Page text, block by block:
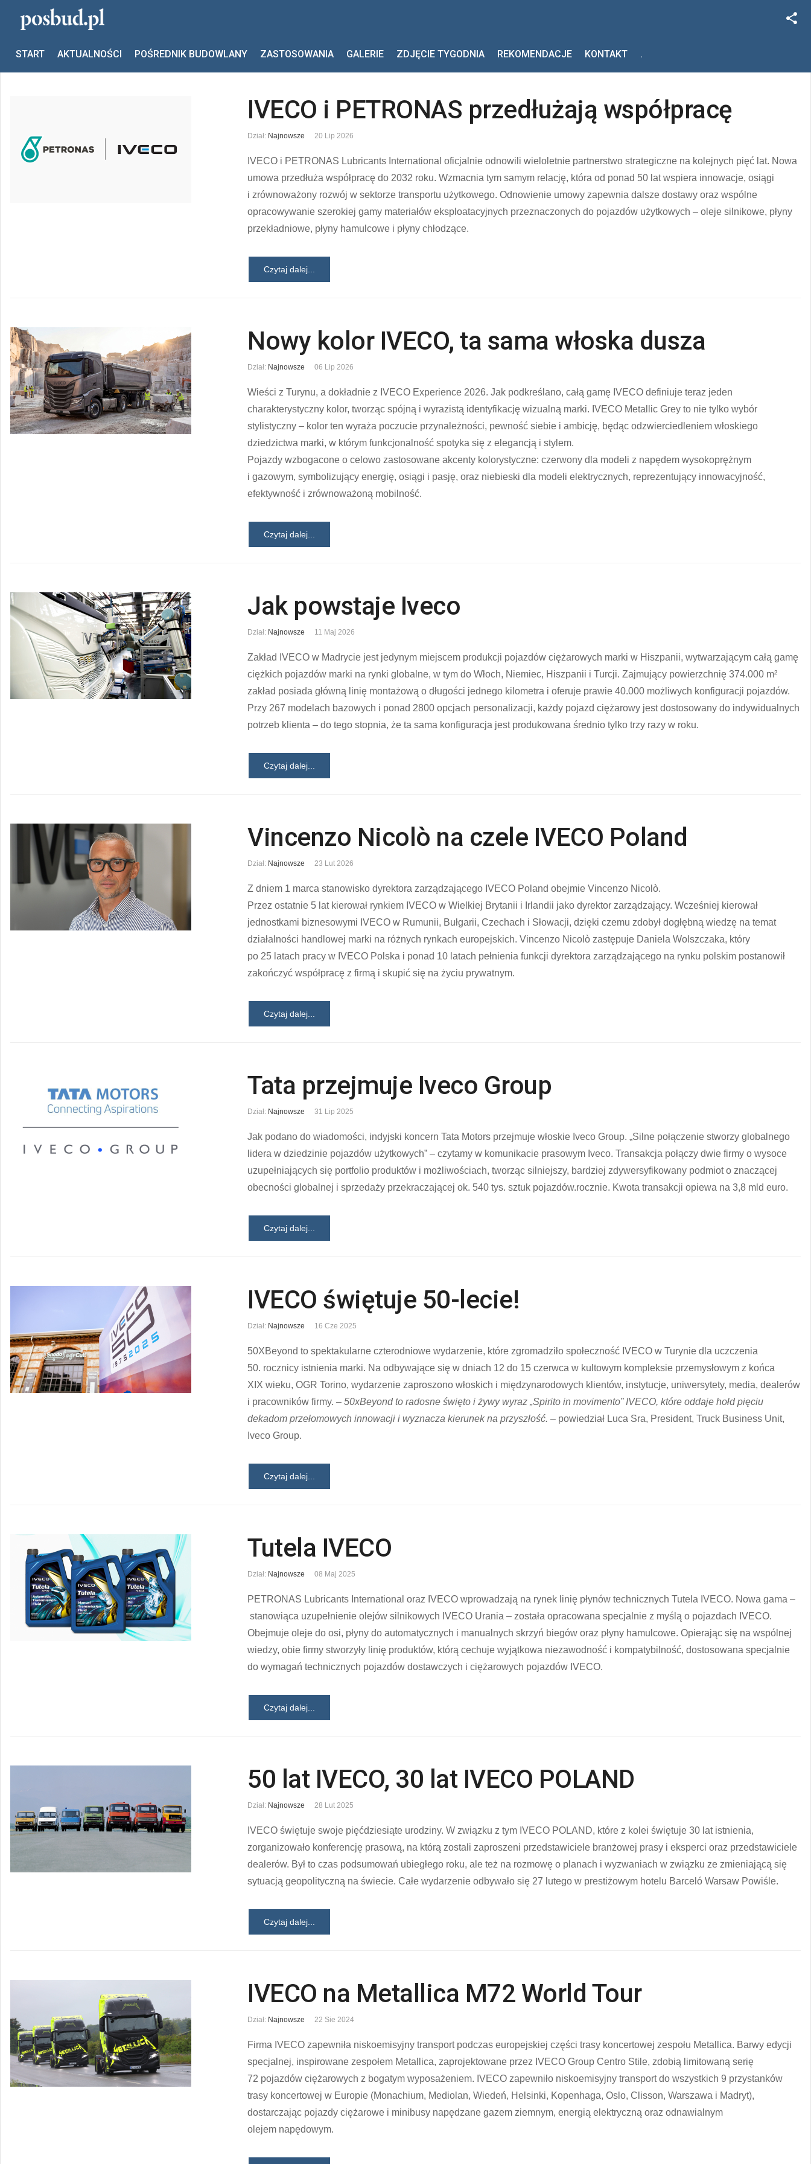
START AKTUALNOŚCI POŚREDNIK BUDOWLANY ZASTOSOWANIA GALERIE ZDJĘCIE TYGODNIA REKOMENDACJE KONTAKT .
Jesteś tutaj: Start Mecalac Iveco Szukaj
IVECO i PETRONAS przedłużają współpracę
Dział: Najnowsze 20 Lip 2026
IVECO i PETRONAS Lubricants International oficjalnie odnowili wieloletnie partnerstwo strategiczne na kolejnych pięć lat. Nowa
umowa przedłuża współpracę do 2032 roku. Wzmacnia tym samym relację, która od ponad 50 lat wspiera innowacje, osiągi
i zrównoważony rozwój w sektorze transportu użytkowego. Odnowienie umowy zapewnia dalsze dostawy oraz wspólne
opracowywanie szerokiej gamy materiałów eksploatacyjnych przeznaczonych do pojazdów użytkowych – oleje silnikowe, płyny
przekładniowe, płyny hamulcowe i płyny chłodzące.
Czytaj dalej...
Nowy kolor IVECO, ta sama włoska dusza
Dział: Najnowsze 06 Lip 2026
Wieści z Turynu, a dokładnie z IVECO Experience 2026. Jak podkreślano, całą gamę IVECO definiuje teraz jeden
charakterystyczny kolor, tworząc spójną i wyrazistą identyfikację wizualną marki. IVECO Metallic Grey to nie tylko wybór
stylistyczny – kolor ten wyraża poczucie przynależności, pewność siebie i ambicję, będąc odzwierciedleniem włoskiego
dziedzictwa marki, w którym funkcjonalność spotyka się z elegancją i stylem.
Pojazdy wzbogacone o celowo zastosowane akcenty kolorystyczne: czerwony dla modeli z napędem wysokoprężnym
i gazowym, symbolizujący energię, osiągi i pasję, oraz niebieski dla modeli elektrycznych, reprezentujący innowacyjność,
efektywność i zrównoważoną mobilność.
Czytaj dalej...
Jak powstaje Iveco
Dział: Najnowsze 11 Maj 2026
Zakład IVECO w Madrycie jest jedynym miejscem produkcji pojazdów ciężarowych marki w Hiszpanii, wytwarzającym całą gamę
ciężkich pojazdów marki na rynki globalne, w tym do Włoch, Niemiec, Hiszpanii i Turcji. Zajmujący powierzchnię 374.000 m²
zakład posiada główną linię montażową o długości jednego kilometra i oferuje prawie 40.000 możliwych konfiguracji pojazdów.
Przy 267 modelach bazowych i ponad 2800 opcjach personalizacji, każdy pojazd ciężarowy jest dostosowany do indywidualnych
potrzeb klienta – do tego stopnia, że ta sama konfiguracja jest produkowana średnio tylko trzy razy w roku.
Czytaj dalej...
Vincenzo Nicolò na czele IVECO Poland
Dział: Najnowsze 23 Lut 2026
Z dniem 1 marca stanowisko dyrektora zarządzającego IVECO Poland obejmie Vincenzo Nicolò.
Przez ostatnie 5 lat kierował rynkiem IVECO w Wielkiej Brytanii i Irlandii jako dyrektor zarządzający. Wcześniej kierował
jednostkami biznesowymi IVECO w Rumunii, Bułgarii, Czechach i Słowacji, dzięki czemu zdobył dogłębną wiedzę na temat
działalności handlowej marki na różnych rynkach europejskich. Vincenzo Nicolò zastępuje Daniela Wolszczaka, który
po 25 latach pracy w IVECO Polska i ponad 10 latach pełnienia funkcji dyrektora zarządzającego na rynku polskim postanowił
zakończyć współpracę z firmą i skupić się na życiu prywatnym.
Czytaj dalej...
Tata przejmuje Iveco Group
Dział: Najnowsze 31 Lip 2025
Jak podano do wiadomości, indyjski koncern Tata Motors przejmuje włoskie Iveco Group. „Silne połączenie stworzy globalnego
lidera w dziedzinie pojazdów użytkowych” – czytamy w komunikacie prasowym Iveco. Transakcja połączy dwie firmy o wysoce
uzupełniających się portfolio produktów i możliwościach, tworząc silniejszy, bardziej zdywersyfikowany podmiot o znaczącej
obecności globalnej i sprzedaży przekraczającej ok. 540 tys. sztuk pojazdów.rocznie. Kwota transakcji opiewa na 3,8 mld euro.
Czytaj dalej...
IVECO świętuje 50-lecie!
Dział: Najnowsze 16 Cze 2025
50XBeyond to spektakularne czterodniowe wydarzenie, które zgromadziło społeczność IVECO w Turynie dla uczczenia
50. rocznicy istnienia marki. Na odbywające się w dniach 12 do 15 czerwca w kultowym kompleksie przemysłowym z końca
XIX wieku, OGR Torino, wydarzenie zaproszono włoskich i międzynarodowych klientów, instytucje, uniwersytety, media, dealerów
i pracowników firmy. – 50xBeyond to radosne święto i żywy wyraz „Spirito in movimento” IVECO, które oddaje hołd pięciu
dekadom przełomowych innowacji i wyznacza kierunek na przyszłość. – powiedział Luca Sra, President, Truck Business Unit,
Iveco Group.
Czytaj dalej...
Tutela IVECO
Dział: Najnowsze 08 Maj 2025
PETRONAS Lubricants International oraz IVECO wprowadzają na rynek linię płynów technicznych Tutela IVECO. Nowa gama –
stanowiąca uzupełnienie olejów silnikowych IVECO Urania – została opracowana specjalnie z myślą o pojazdach IVECO.
Obejmuje oleje do osi, płyny do automatycznych i manualnych skrzyń biegów oraz płyny hamulcowe. Opierając się na wspólnej
wiedzy, obie firmy stworzyły linię produktów, którą cechuje wyjątkowa niezawodność i kompatybilność, dostosowana specjalnie
do wymagań technicznych pojazdów dostawczych i ciężarowych pojazdów IVECO.
Czytaj dalej...
50 lat IVECO, 30 lat IVECO POLAND
Dział: Najnowsze 28 Lut 2025
IVECO świętuje swoje pięćdziesiąte urodziny. W związku z tym IVECO POLAND, które z kolei świętuje 30 lat istnienia,
zorganizowało konferencję prasową, na którą zostali zaproszeni przedstawiciele branżowej prasy i eksperci oraz przedstawiciele
dealerów. Był to czas podsumowań ubiegłego roku, ale też na rozmowę o planach i wyzwaniach w związku ze zmieniającą się
sytuacją geopolityczną na świecie. Całe wydarzenie odbywało się 27 lutego w prestiżowym hotelu Barceló Warsaw Powiśle.
Czytaj dalej...
IVECO na Metallica M72 World Tour
Dział: Najnowsze 22 Sie 2024
Firma IVECO zapewniła niskoemisyjny transport podczas europejskiej części trasy koncertowej zespołu Metallica. Barwy edycji
specjalnej, inspirowane zespołem Metallica, zaprojektowane przez IVECO Group Centro Stile, zdobią limitowaną serię
72 pojazdów ciężarowych z bogatym wyposażeniem. IVECO zapewniło niskoemisyjny transport do wszystkich 9 przystanków
trasy koncertowej w Europie (Monachium, Mediolan, Wiedeń, Helsinki, Kopenhaga, Oslo, Clisson, Warszawa i Madryt),
dostarczając pojazdy ciężarowe i minibusy napędzane gazem ziemnym, energią elektryczną oraz odnawialnym
olejem napędowym.